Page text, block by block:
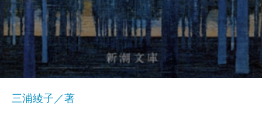
三浦綾子／著